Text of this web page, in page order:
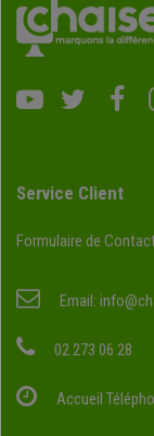
Service Client
Formulaire de
Email:
02 273 06 28
Accueil